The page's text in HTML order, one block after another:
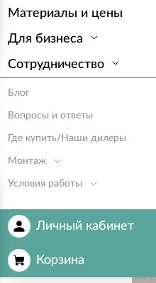
Материалы и цены
Для бизнеса
Сотрудничество
Блог
Вопросы и ответы
Где купить/Наши дилеры
Монтаж
Условия работы
Личный кабинет
Корзина